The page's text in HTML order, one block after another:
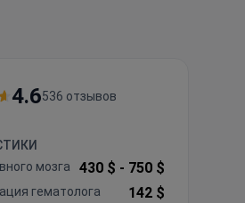
4.6536 отзывов
мозга
430 $ - 750 $
гематолога 142 $